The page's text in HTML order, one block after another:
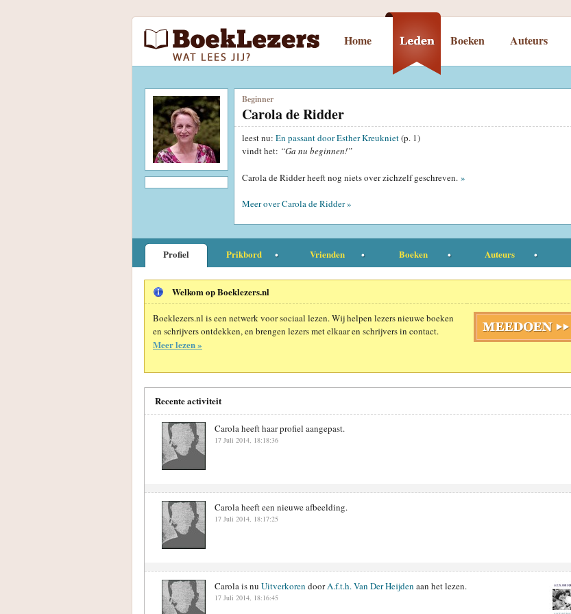
Home Boeken Auteurs
Beginner
Carola de Ridder
leest nu: En passant door Esther Kreukniet(p. 1)
vindt het: “Ga nu beginnen!”
Carola de Ridder heeft nog niets over zichzelf geschreven. »
Meer over Carola de Ridder »
Profiel Prikbord Vrienden Boeken Auteurs
Welkom op Boeklezers.nl
Boeklezers.nl is een netwerk voor sociaal lezen. Wij helpen lezers nieuwe boeken
en schrijvers ontdekken, en brengen lezers met elkaar en schrijvers in contact.
Meer lezen »
Recente activiteit
Carola heeft haar profiel aangepast.
17 Juli 2014, 18:18:36
Carola heeft een nieuwe afbeelding.
17 Juli 2014, 18:17:25
Carola is nu Uitverkoren doorA.f.t.h. Van Der Heijden aan het lezen.
17 Juli 2014, 18:16:45